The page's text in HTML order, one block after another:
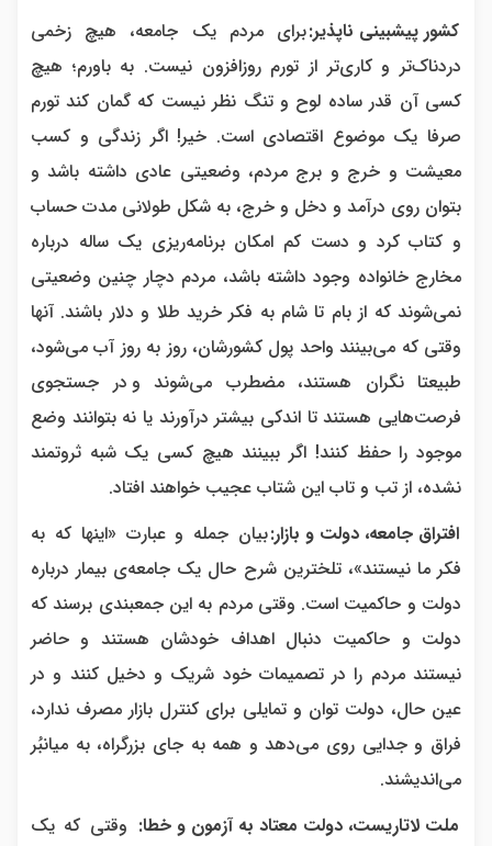
کشور پیشبینی ناپذیر:برای مردم یک جامعه، هیچ زخمی
دردناک‌تر و کاری‌تر از تورم روزافزون نیست. به باورم؛ هیچ
کسی آن قدر ساده لوح و تنگ نظر نیست که گمان کند تورم
صرفا یک موضوع اقتصادی است. خیر! اگر زندگی و کسب
معیشت و خرج و برج مردم، وضعیتی عادی داشته باشد و
بتوان روی درآمد و دخل و خرج، به شکل طولانی مدت حساب
و کتاب کرد و دست کم امکان برنامه‌ریزی یک ساله درباره
مخارج خانواده وجود داشته باشد، مردم دچار چنین وضعیتی
نمی‌شوند که از بام تا شام به فکر خرید طلا و دلار باشند. آنها
وقتی که می‌بینند واحد پول کشورشان، روز به روز آب می‌شود،
طبیعتا نگران هستند، مضطرب می‌شوند و در جستجوی
فرصت‌هایی هستند تا اندکی بیشتر درآورند یا نه بتوانند وضع
موجود را حفظ کنند! اگر ببینند هیچ کسی یک شبه ثروتمند
نشده، از تب و تاب این شتاب عجیب خواهند افتاد.
افتراق جامعه، دولت و بازار:بیان جمله و عبارت «اینها که به
فکر ما نیستند»، تلخترین شرح حال یک جامعه‌ی بیمار درباره
دولت و حاکمیت است. وقتی مردم به این جمعبندی برسند که
دولت و حاکمیت دنبال اهداف خودشان هستند و حاضر
نیستند مردم را در تصمیمات خود شریک و دخیل کنند و در
عین حال، دولت توان و تمایلی برای کنترل بازار مصرف ندارد،
فراق و جدایی روی می‌دهد و همه به جای بزرگراه، به میانبُر
می‌اندیشند.
ملت لاتاریست، دولت معتاد به آزمون و خطا: وقتی که یک